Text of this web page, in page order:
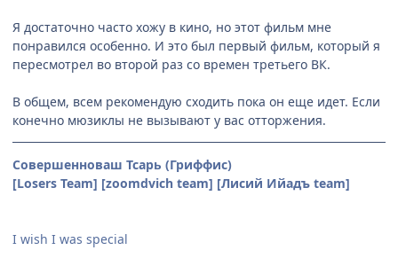
Я достаточно часто хожу в кино, но этот фильм мне
понравился особенно. И это был первый фильм, который я
пересмотрел во второй раз со времен третьего ВК.
В общем, всем рекомендую сходить пока он еще идет. Если
конечно мюзиклы не вызывают у вас отторжения.
Совершенноваш Тсарь (Гриффис)
[Losers Team] [zoomdvich team] [Лисий Ийадъ team]
I wish I was special